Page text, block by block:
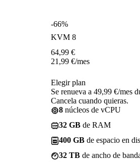
-66%
KVM 8
64,99 €
21,99 €/mes
Elegir plan
Se renueva a 49,99 €/mes
Cancela cuando quieras.
8 núcleos de vCPU
32 GB de RAM
400 GB de espacio en
32 TB de ancho de